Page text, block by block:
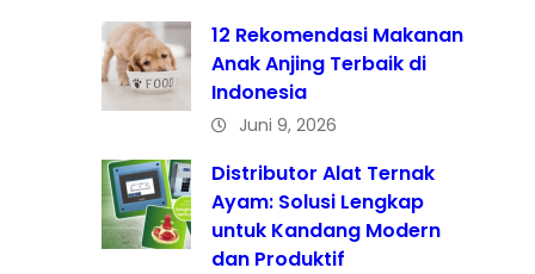
12 Rekomendasi Makanan
Anak Anjing Terbaik di
Indonesia
Juni 9, 2026
Distributor Alat Ternak
Ayam: Solusi Lengkap
untuk Kandang Modern
dan Produktif